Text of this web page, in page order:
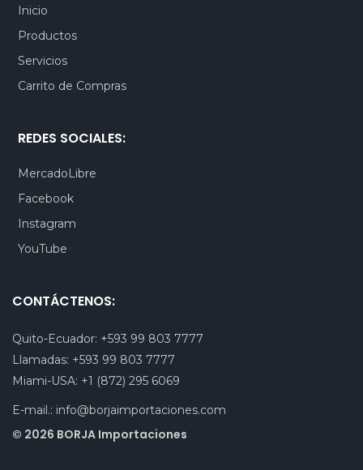
Inicio
Productos
Servicios
Carrito de Compras
REDES SOCIALES:
MercadoLibre
Facebook
Instagram
YouTube
CONTÁCTENOS:
Quito-Ecuador: +593 99 803 7777
Llamadas: +593 99 803 7777
Miami-USA: +1 (872) 295 6069
E-mail.: info@borjaimportaciones.com
© 2026 BORJA Importaciones